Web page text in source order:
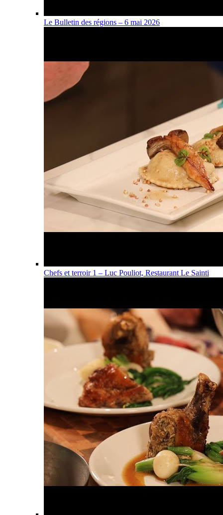
Le Bulletin des régions – 6 mai 2026
Chefs et terroir 1 – Luc Pouliot, Restaurant Le Sainti